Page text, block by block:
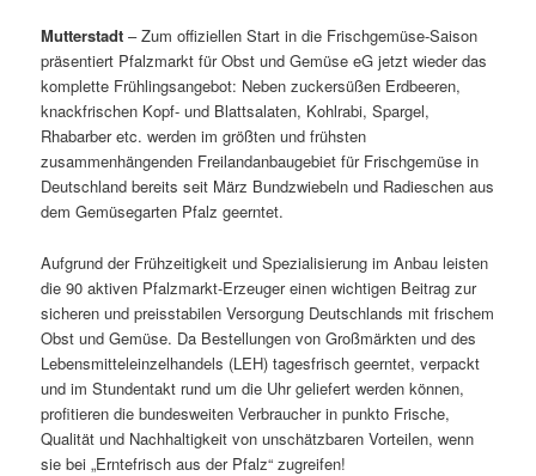
Mutterstadt– Zum offiziellen Start in die Frischgemüse-Saison
präsentiert Pfalzmarkt für Obst und Gemüse eG jetzt wieder das
komplette Frühlingsangebot: Neben zuckersüßen Erdbeeren,
knackfrischen Kopf- und Blattsalaten, Kohlrabi, Spargel,
Rhabarber etc. werden im größten und frühsten
zusammenhängenden Freilandanbaugebiet für Frischgemüse in
Deutschland bereits seit März Bundzwiebeln und Radieschen aus
dem Gemüsegarten Pfalz geerntet.
Aufgrund der Frühzeitigkeit und Spezialisierung im Anbau leisten
die 90 aktiven Pfalzmarkt-Erzeuger einen wichtigen Beitrag zur
sicheren und preisstabilen Versorgung Deutschlands mit frischem
Obst und Gemüse. Da Bestellungen von Großmärkten und des
Lebensmitteleinzelhandels (LEH) tagesfrisch geerntet, verpackt
und im Stundentakt rund um die Uhr geliefert werden können,
profitieren die bundesweiten Verbraucher in punkto Frische,
Qualität und Nachhaltigkeit von unschätzbaren Vorteilen, wenn
sie bei „Erntefrisch aus der Pfalz“ zugreifen!